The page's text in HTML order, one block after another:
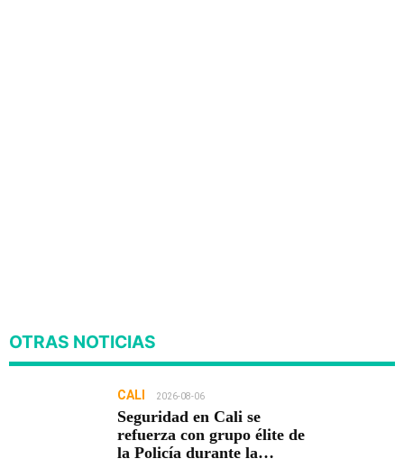
OTRAS NOTICIAS
CALI 2026-08-06
Seguridad en Cali se
refuerza con grupo élite de
la Policía durante la